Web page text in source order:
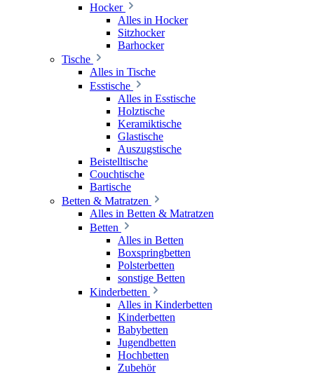
Hocker
Alles in Hocker
Sitzhocker
Barhocker
Tische
Alles in Tische
Esstische
Alles in Esstische
Holztische
Keramiktische
Glastische
Auszugstische
Beistelltische
Couchtische
Bartische
Betten & Matratzen
Alles in Betten & Matratzen
Betten
Alles in Betten
Boxspringbetten
Polsterbetten
sonstige Betten
Kinderbetten
Alles in Kinderbetten
Kinderbetten
Babybetten
Jugendbetten
Hochbetten
Zubehör